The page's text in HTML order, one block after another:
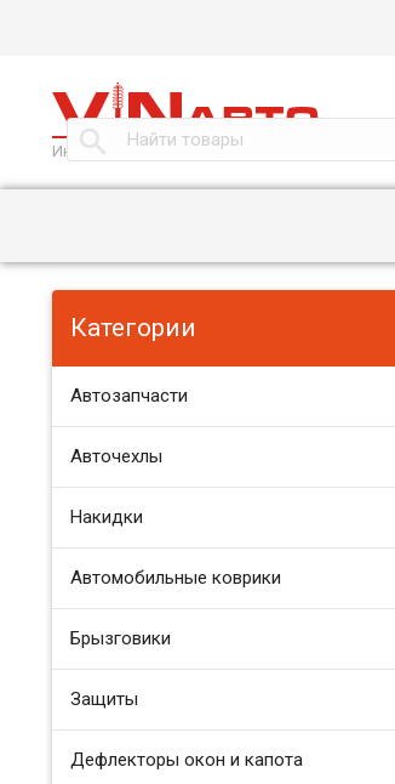

Интернет магазин автоаксессуаров в Самаре
Категории
Автозапчасти
Авточехлы
Накидки
Автомобильные коврики
Брызговики
Защиты
Дефлекторы окон и капота